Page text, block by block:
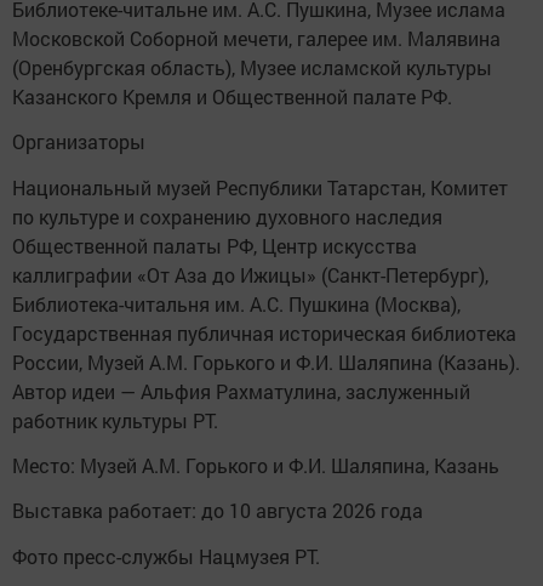
Библиотеке-читальне им. А.С. Пушкина, Музее ислама
Московской Соборной мечети, галерее им. Малявина
(Оренбургская область), Музее исламской культуры
Казанского Кремля и Общественной палате РФ.
Организаторы
Национальный музей Республики Татарстан, Комитет
по культуре и сохранению духовного наследия
Общественной палаты РФ, Центр искусства
каллиграфии «От Аза до Ижицы» (Санкт-Петербург),
Библиотека-читальня им. А.С. Пушкина (Москва),
Государственная публичная историческая библиотека
России, Музей А.М. Горького и Ф.И. Шаляпина (Казань).
Автор идеи — Альфия Рахматулина, заслуженный
работник культуры РТ.
Место: Музей А.М. Горького и Ф.И. Шаляпина, Казань
Выставка работает: до 10 августа 2026 года
Фото пресс-службы Нацмузея РТ.